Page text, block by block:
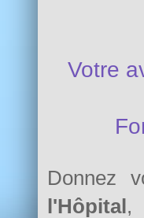
Votre
Donnez
l'Hôpital ,